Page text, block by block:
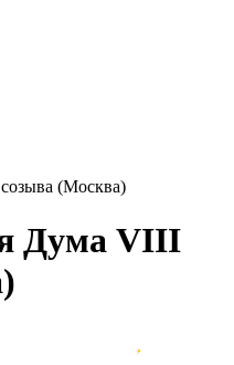
(Москва)
Дума VIII